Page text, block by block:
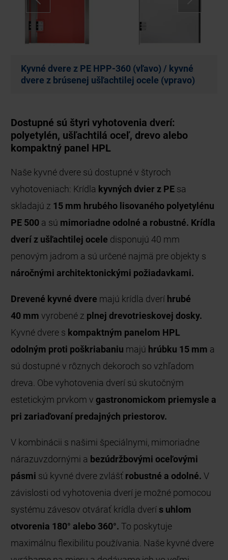
Drevené kyvné dvere HPH-180 (vľavo)
dvere HPL-180 z panelov HPL (vpravo)
Dostupné sú štyri vyhotovenia dverí:
polyetylén, ušľachtilá oceľ, drevo alebo
kompaktný panel HPL
Naše kyvné dvere sú dostupné v štyroch
vyhotoveniach: Krídla kyvných dvier z PE sa
skladajú z 15 mm hrubého lisovaného polyetylénu
PE 500 a sú mimoriadne odolné a robustné. Krídla
dverí z ušľachtilej ocele disponujú 40 mm
penovým jadrom a sú určené najmä pre objekty s
náročnými architektonickými požiadavkami.
Drevené kyvné dvere majú krídla dverí hrubé
40 mm vyrobené z plnej drevotrieskovej dosky.
Kyvné dvere s kompaktným panelom HPL
odolným proti poškriabaniu majú hrúbku 15 mm a
sú dostupné v rôznych dekoroch so vzhľadom
dreva. Obe vyhotovenia dverí sú skutočným
estetickým prvkom v gastronomickom priemysle a
pri zariaďovaní predajných priestorov.
V kombinácii s našimi špeciálnymi, mimoriadne
nárazuvzdornými a bezúdržbovými oceľovými
pásmi sú kyvné dvere zvlášť robustné a odolné. V
závislosti od vyhotovenia dverí je možné pomocou
systému závesov otvárať krídla dverí s uhlom
otvorenia 180° alebo 360°. To poskytuje
maximálnu flexibilitu používania. Naše kyvné dvere